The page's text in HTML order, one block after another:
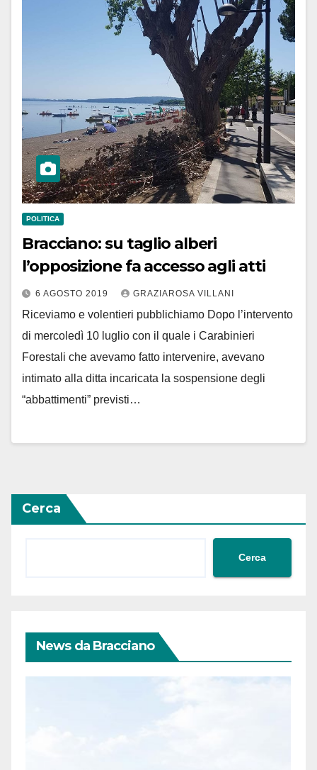
POLITICA
Bracciano: su taglio alberi
l’opposizione fa accesso agli atti
6 AGOSTO 2019 GRAZIAROSA VILLANI
Riceviamo e volentieri pubblichiamo Dopo l’intervento
di mercoledì 10 luglio con il quale i Carabinieri
Forestali che avevamo fatto intervenire, avevano
intimato alla ditta incaricata la sospensione degli
“abbattimenti” previsti…
Cerca
Cerca
News da Bracciano